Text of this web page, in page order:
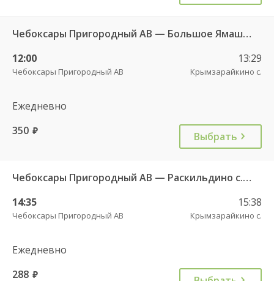
Чебоксары Пригородный АВ — Большое Ямашево с. ч/з Аликово с. ДКП 661
12:00
Чебоксары Пригородный АВ
13:29
Крымзарайкино с.
Ежедневно
350 руб. Выбрать
Чебоксары Пригородный АВ — Раскильдино с. ч/з Орбаши д. 728
14:35
Чебоксары Пригородный АВ
15:38
Крымзарайкино с.
Ежедневно
288 руб.